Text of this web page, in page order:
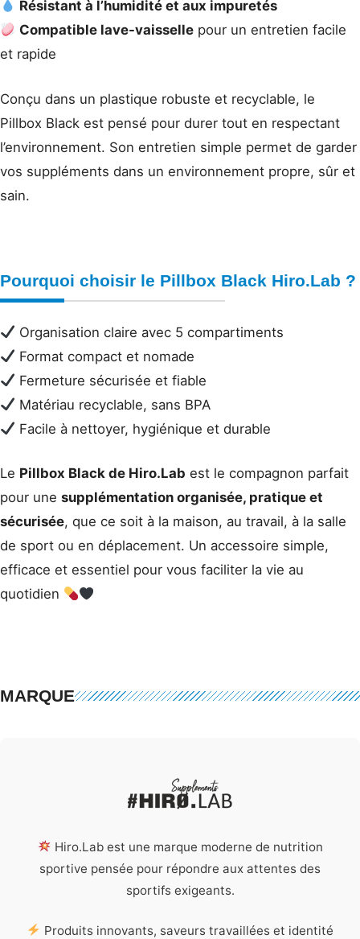
Résistant à l’humidité et aux impuretés
Compatible lave-vaisselle pour un entretien facile
et rapide
Conçu dans un plastique robuste et recyclable, le
Pillbox Black est pensé pour durer tout en respectant
l’environnement. Son entretien simple permet de garder
vos suppléments dans un environnement propre, sûr et
sain.
Pourquoi choisir le Pillbox Black Hiro.Lab ?
Organisation claire avec 5 compartiments
Format compact et nomade
Fermeture sécurisée et fiable
Matériau recyclable, sans BPA
Facile à nettoyer, hygiénique et durable
Le Pillbox Black de Hiro.Lab est le compagnon parfait
pour une supplémentation organisée, pratique et
sécurisée, que ce soit à la maison, au travail, à la salle
de sport ou en déplacement. Un accessoire simple,
efficace et essentiel pour vous faciliter la vie au
quotidien
MARQUE
Hiro.Lab est une marque moderne de nutrition
sportive pensée pour répondre aux attentes des
sportifs exigeants.
Produits innovants, saveurs travaillées et identité